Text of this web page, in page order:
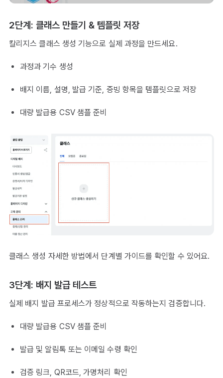
2단계: 클래스 만들기 & 템플릿 저장
칼리지스 클래스 생성 기능으로 실제 과정을 만드세요.
과정과 기수 생성
배지 이름, 설명, 발급 기준, 증빙 항목을 템플릿으로 저장
대량 발급용 CSV 샘플 준비
클래스 생성 자세한 방법에서 단계별 가이드를 확인할 수 있어요.
3단계: 배지 발급 테스트
실제 배지 발급 프로세스가 정상적으로 작동하는지 검증합니다.
대량 발급용 CSV 샘플 준비
발급 및 알림톡 또는 이메일 수령 확인
검증 링크, QR코드, 가명처리 확인